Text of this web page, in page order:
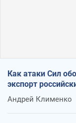
Как атаки Сил
экспорт
Андрей Клименко